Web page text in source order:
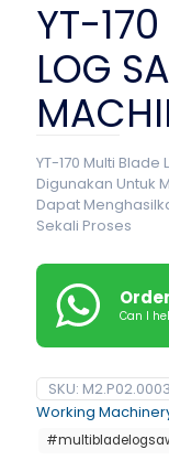
YT-170
LOG
YT-170 Multi
Digunakan Untuk
Dapat
Sekali Proses
Can I
SKU:
Working